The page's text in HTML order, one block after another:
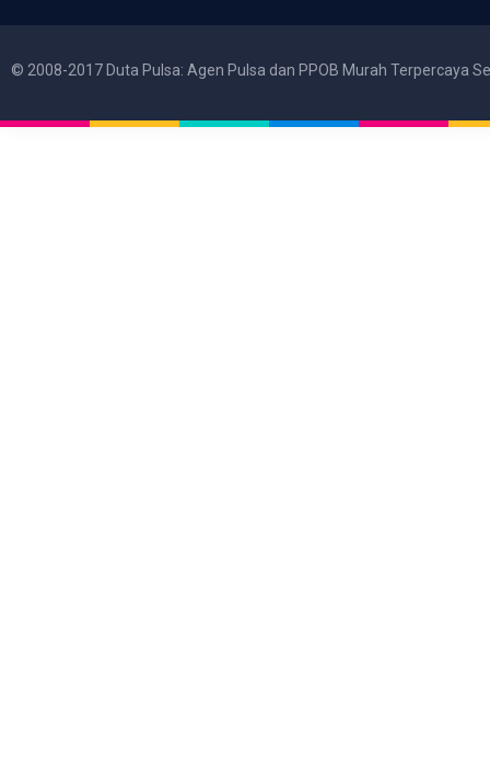
© 2008-2017 Duta Pulsa: Agen Pulsa dan PPOB Murah Terpercaya